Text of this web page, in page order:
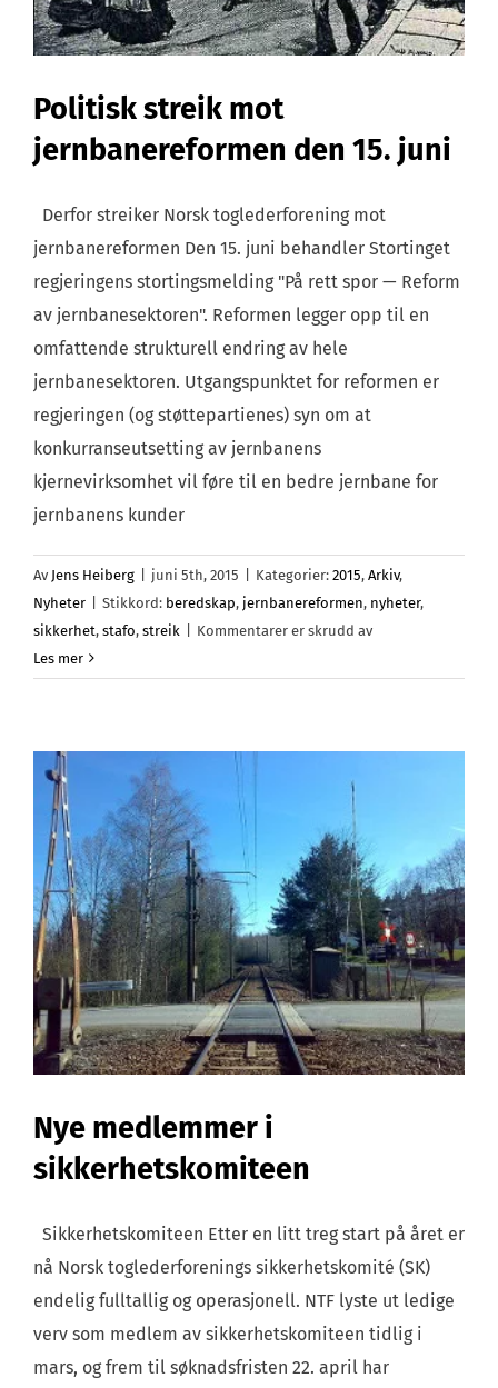
Politisk streik mot
jernbanereformen den 15. juni
Derfor streiker Norsk toglederforening mot
jernbanereformen Den 15. juni behandler Stortinget
regjeringens stortingsmelding "På rett spor — Reform
av jernbanesektoren". Reformen legger opp til en
omfattende strukturell endring av hele
jernbanesektoren. Utgangspunktet for reformen er
regjeringen (og støttepartienes) syn om at
konkurranseutsetting av jernbanens
kjernevirksomhet vil føre til en bedre jernbane for
jernbanens kunder
Av Jens Heiberg juni 5th, 2015 Kategorier: 2015, Arkiv,
Nyheter
Stikkord: beredskap, jernbanereformen, nyheter,
sikkerhet, stafo, streik Kommentarer er skrudd avfor
streik
Les mer
Nye medlemmer i
sikkerhetskomiteen
Sikkerhetskomiteen Etter en litt treg start på året er
nå Norsk toglederforenings sikkerhetskomité (SK)
endelig fulltallig og operasjonell. NTF lyste ut ledige
verv som medlem av sikkerhetskomiteen tidlig i
mars, og frem til søknadsfristen 22. april har